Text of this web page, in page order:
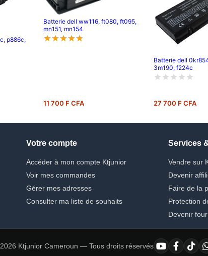
p886c,
Batterie dell ww116, ft080, ft095,
mn151, mn154
11 700 F CFA
Batterie dell
3m190, f224c
27 700 F CFA
Votre compte
Accéder à mon compte Ktjunior
Voir mes commandes
Gérer mes adresses
Consulter ma liste de souhaits
Services
Vendre sur
Devenir
Faire de la
Protection
Devenir
Ktjunior Cameroun — Tous droits réservés